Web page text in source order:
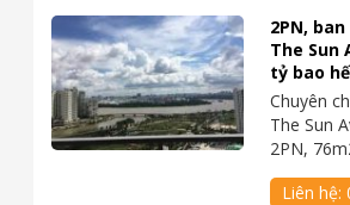
2PN,
The Sun
tỷ bao
Chuyên
The Sun
2PN,
Liên hệ: